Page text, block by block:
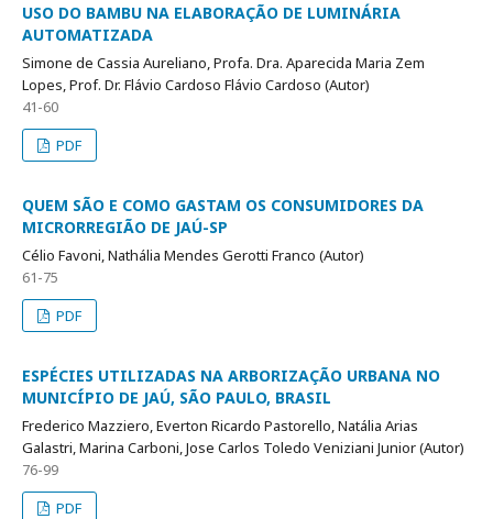
USO DO BAMBU NA ELABORAÇÃO DE LUMINÁRIA
AUTOMATIZADA
Simone de Cassia Aureliano, Profa. Dra. Aparecida Maria Zem
Lopes, Prof. Dr. Flávio Cardoso Flávio Cardoso (Autor)
41-60
PDF
QUEM SÃO E COMO GASTAM OS CONSUMIDORES DA
MICRORREGIÃO DE JAÚ-SP
Célio Favoni, Nathália Mendes Gerotti Franco (Autor)
61-75
PDF
ESPÉCIES UTILIZADAS NA ARBORIZAÇÃO URBANA NO
MUNICÍPIO DE JAÚ, SÃO PAULO, BRASIL
Frederico Mazziero, Everton Ricardo Pastorello, Natália Arias
Galastri, Marina Carboni, Jose Carlos Toledo Veniziani Junior (Autor)
76-99
PDF